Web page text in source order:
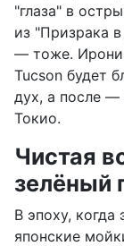
"глаза" в
из "Призрака
— тоже.
Tucson будет
дух, а после —
Токио.
Чистая
зелёный
В эпоху, когда
японские